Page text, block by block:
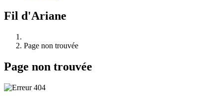
Fil d'Ariane
Page non trouvée
Page non trouvée